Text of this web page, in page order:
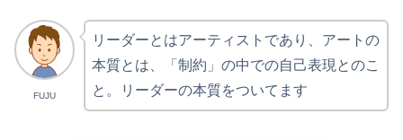
FUJU
リーダーとはアーティストであり、アートの
本質とは、「制約」の中での自己表現とのこ
と。リーダーの本質をついてます